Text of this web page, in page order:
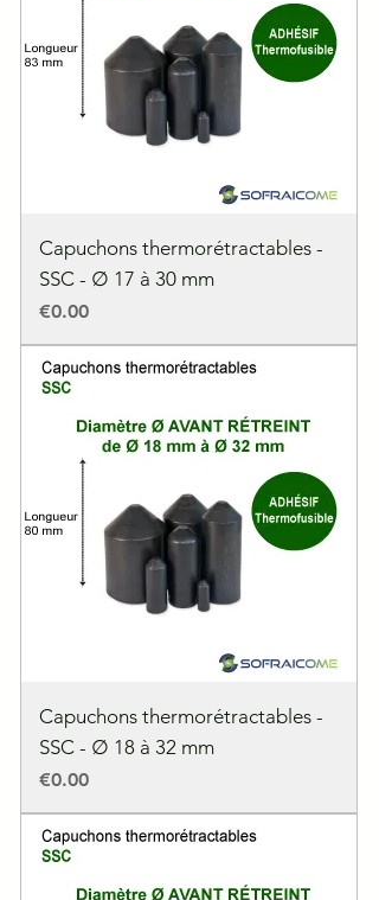
Capuchons thermorétractables -
SSC - ∅ 17 à 30 mm
Price
€0.00
Capuchons thermorétractables -
SSC - ∅ 18 à 32 mm
Price
€0.00